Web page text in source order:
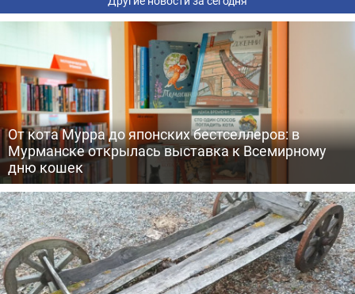
От кота Мурра до японских бестселлеров: в
Мурманске открылась выставка к Всемирному
дню кошек